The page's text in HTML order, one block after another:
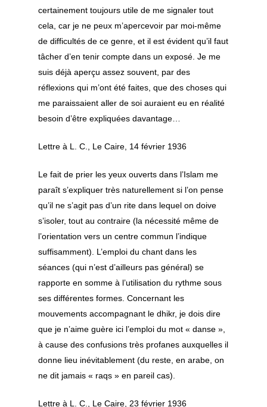
certainement toujours utile de me signaler tout
cela, car je ne peux m’apercevoir par moi-même
de difficultés de ce genre, et il est évident qu’il faut
tâcher d’en tenir compte dans un exposé. Je me
suis déjà aperçu assez souvent, par des
réflexions qui m’ont été faites, que des choses qui
me paraissaient aller de soi auraient eu en réalité
besoin d’être expliquées davantage…
Lettre à L. C., Le Caire, 14 février 1936
Le fait de prier les yeux ouverts dans l’Islam me
paraît s’expliquer très naturellement si l’on pense
qu’il ne s’agit pas d’un rite dans lequel on doive
s’isoler, tout au contraire (la nécessité même de
l’orientation vers un centre commun l’indique
suffisamment). L’emploi du chant dans les
séances (qui n’est d’ailleurs pas général) se
rapporte en somme à l’utilisation du rythme sous
ses différentes formes. Concernant les
mouvements accompagnant le dhikr, je dois dire
que je n’aime guère ici l’emploi du mot « danse »,
à cause des confusions très profanes auxquelles il
donne lieu inévitablement (du reste, en arabe, on
ne dit jamais « raqs » en pareil cas).
Lettre à L. C., Le Caire, 23 février 1936